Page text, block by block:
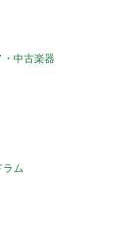
中古楽器
ラム